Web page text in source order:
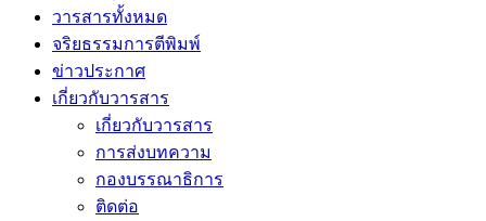
วารสารทั้งหมด
จริยธรรมการตีพิมพ์
ข่าวประกาศ
เกี่ยวกับวารสาร
เกี่ยวกับวารสาร
การส่งบทความ
กองบรรณาธิการ
ติดต่อ